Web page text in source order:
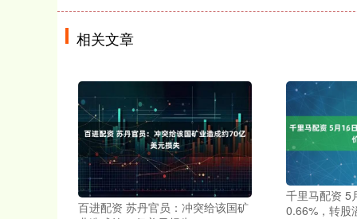
相关文章
百进配资 苏丹官员：冲突给该国矿
千里马配资 5
0.66%，转股